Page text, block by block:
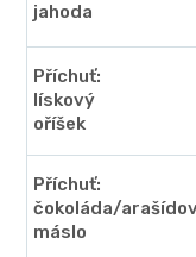
jahoda
Příchuť:
lískový
oříšek
Příchuť:
čokoláda/
máslo